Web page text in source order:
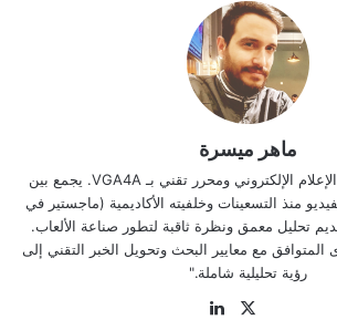
ماهر ميسرة
"صحفي متخصص في الإعلام الإلكتروني ومحرر تقني بـ VGA4A. يجمع بين
منذ التسعينات وخلفيته الأكاديمية (ماجستير في
تحليل معمق ونظرة ثاقبة لتطور صناعة الألعاب.
مع معايير البحث وتحويل الخبر التقني إلى
رؤية تحليلية شاملة."
موقع
‫X